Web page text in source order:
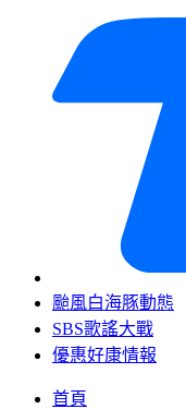
颱風白海豚動態
SBS歌謠大戰
優惠好康情報
首頁